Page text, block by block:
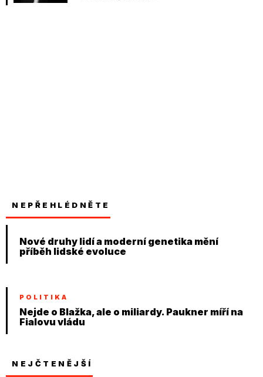
NEPŘEHLÉDNĚTE
Nové druhy lidí a moderní genetika mění
příběh lidské evoluce
POLITIKA
Nejde o Blažka, ale o miliardy. Paukner míří na
Fialovu vládu
NEJČTENĚJŠÍ